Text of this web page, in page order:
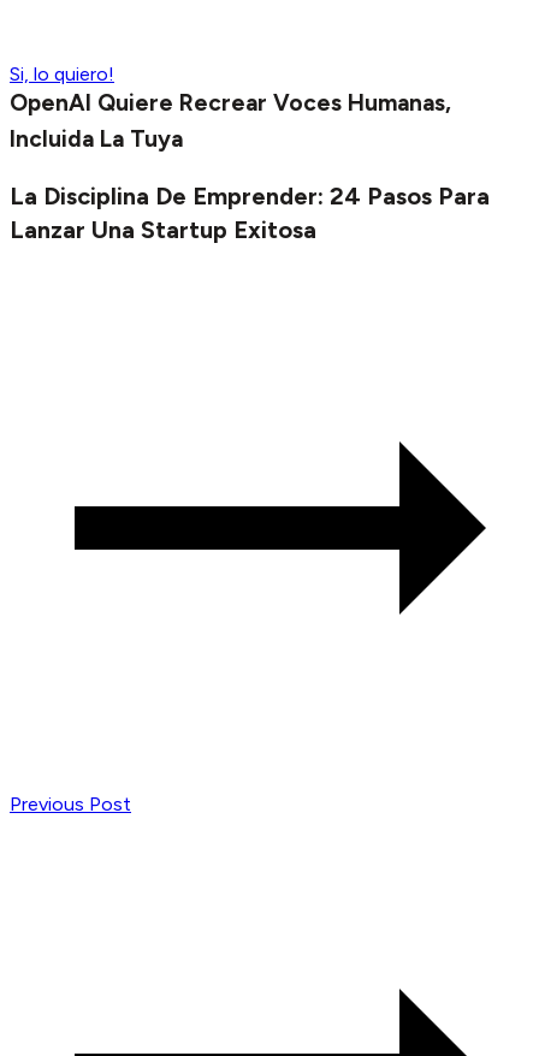
Si, lo quiero!
OpenAI Quiere Recrear Voces Humanas,
Incluida La Tuya
La Disciplina De Emprender: 24 Pasos Para
Lanzar Una Startup Exitosa
Previous Post